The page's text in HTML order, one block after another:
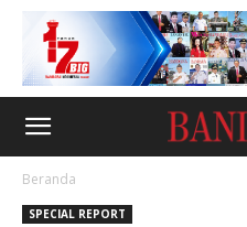
Beranda
SPECIAL REPORT